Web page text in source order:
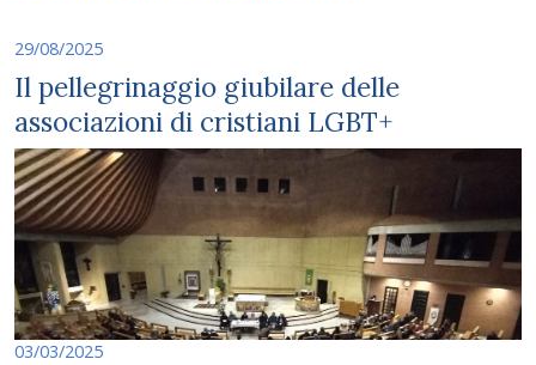
29/08/2025
Il pellegrinaggio giubilare delle
associazioni di cristiani LGBT+
03/03/2025